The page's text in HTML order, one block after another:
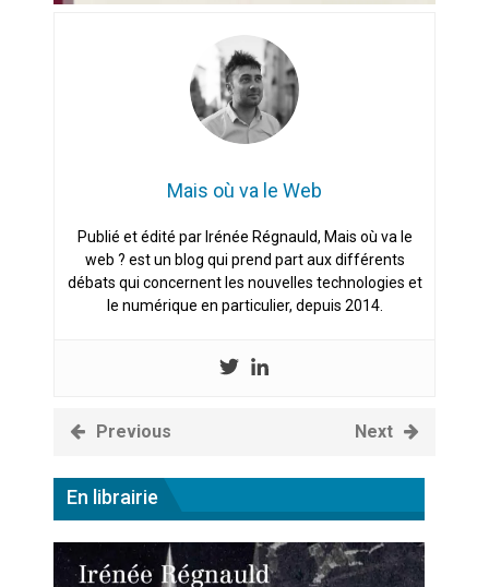
Mais où va le Web
Publié et édité par Irénée Régnauld, Mais où va le
web ? est un blog qui prend part aux différents
débats qui concernent les nouvelles technologies et
le numérique en particulier, depuis 2014.
Previous Next
En librairie